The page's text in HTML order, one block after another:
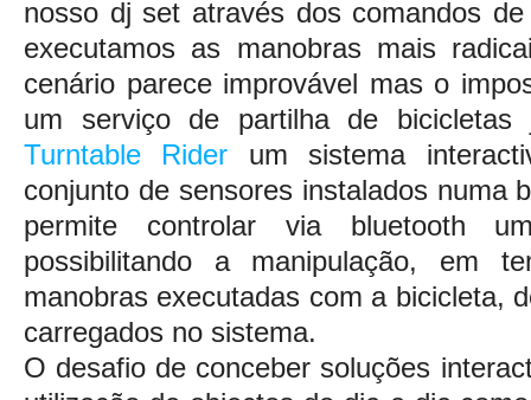
nosso dj set através dos comandos
executamos as manobras mais
cenário parece improvável mas o
um serviço de partilha de bicicletas
Turntable Rider um sistema
conjunto de sensores instalados numa
permite controlar via bluetooth
possibilitando a manipulação, em
manobras executadas com a bicicleta,
carregados no sistema.
O desafio de conceber soluções